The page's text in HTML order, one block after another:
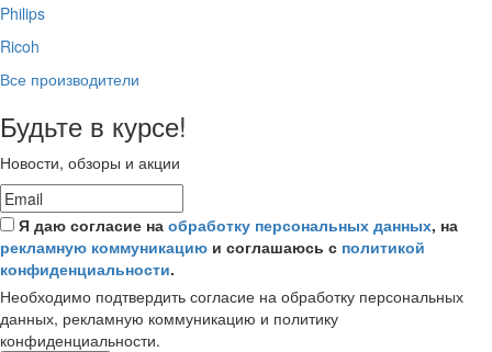
Philips
Ricoh
Все производители
Будьте в курсе!
Новости, обзоры и акции
Я даю согласие на обработку персональных данных, на
рекламную коммуникацию и соглашаюсь с политикой
конфиденциальности.
Необходимо подтвердить согласие на обработку персональных
данных, рекламную коммуникацию и политику
конфиденциальности.